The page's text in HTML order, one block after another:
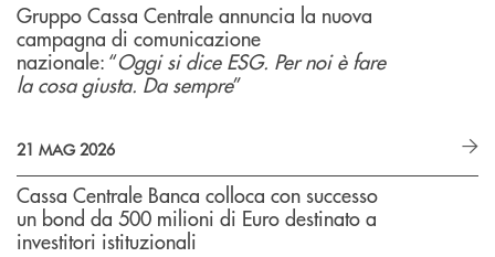
Gruppo Cassa Centrale annuncia la nuova
campagna di comunicazione
nazionale: “Oggi si dice ESG. Per noi è fare
la cosa giusta. Da sempre”
21 MAG 2026
Cassa Centrale Banca colloca con successo
un bond da 500 milioni di Euro destinato a
investitori istituzionali